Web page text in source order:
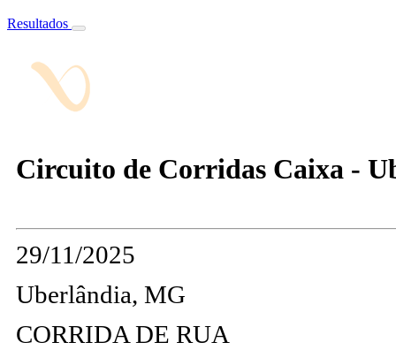
Resultados
Circuito de Corridas Caixa -
29/11/2025
Uberlândia, MG
CORRIDA DE RUA